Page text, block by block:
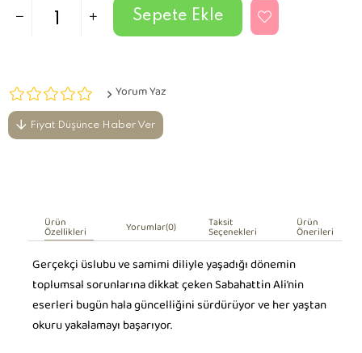
Yorum Yaz
Fiyat Düşünce Haber Ver
Ürün
Özellikleri Yorumlar(0) Taksit
Seçenekleri Ürün
Önerileri
Gerçekçi üslubu ve samimi diliyle yaşadığı dönemin
toplumsal sorunlarına dikkat çeken Sabahattin Ali’nin
eserleri bugün hala güncelliğini sürdürüyor ve her yaştan
okuru yakalamayı başarıyor.